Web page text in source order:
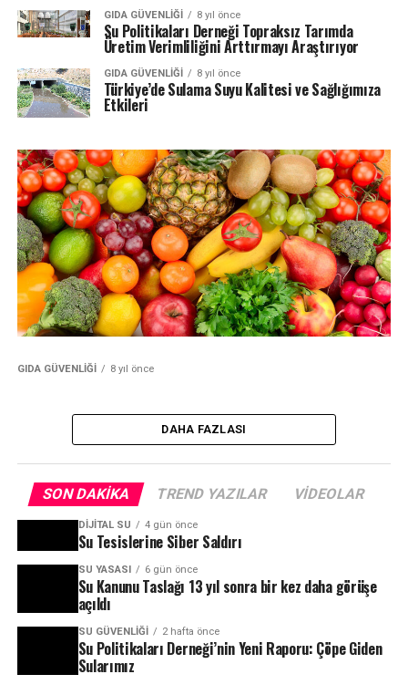
GIDA GÜVENLIĞI 8 yıl önce
Su Politikaları Derneği Topraksız Tarımda
Üretim Verimliliğini Arttırmayı Araştırıyor
GIDA GÜVENLIĞI 8 yıl önce
Türkiye’de Sulama Suyu Kalitesi ve Sağlığımıza
Etkileri
GIDA GÜVENLIĞI 8 yıl önce
DAHA FAZLASI
SON DAKIKA TREND YAZILAR VIDEOLAR
DIJITAL SU 4 gün önce
Su Tesislerine Siber Saldırı
SU YASASI 6 gün önce
Su Kanunu Taslağı 13 yıl sonra bir kez daha görüşe
açıldı
SU GÜVENLIĞI 2 hafta önce
Su Politikaları Derneği’nin Yeni Raporu: Çöpe Giden
Sularımız